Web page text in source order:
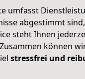
umfasst
abgestimmt
steht Ihnen
können
stressfrei und